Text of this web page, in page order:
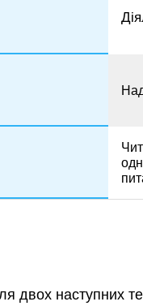
двох наступних